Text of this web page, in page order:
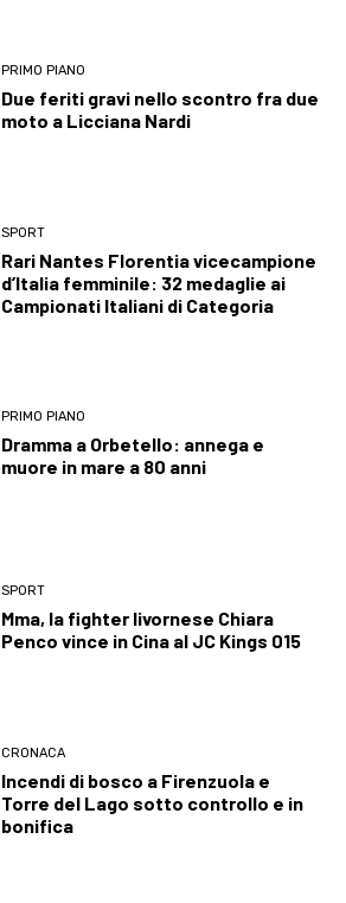
PRIMO PIANO
Due feriti gravi nello scontro fra due
moto a Licciana Nardi
SPORT
Rari Nantes Florentia vicecampione
d’Italia femminile: 32 medaglie ai
Campionati Italiani di Categoria
PRIMO PIANO
Dramma a Orbetello: annega e
muore in mare a 80 anni
SPORT
Mma, la fighter livornese Chiara
Penco vince in Cina al JC Kings 015
CRONACA
Incendi di bosco a Firenzuola e
Torre del Lago sotto controllo e in
bonifica